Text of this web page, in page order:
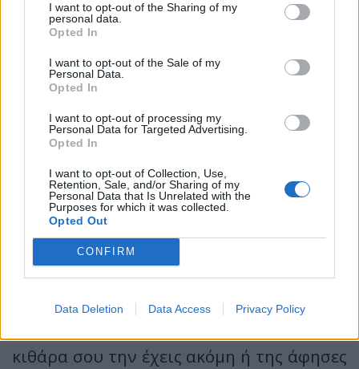
I want to opt-out of the Sharing of my
personal data.
Opted In
I want to opt-out of the Sale of my
Personal Data.
Opted In
I want to opt-out of processing my
Personal Data for Targeted Advertising.
Opted In
I want to opt-out of Collection, Use,
Retention, Sale, and/or Sharing of my
Personal Data that Is Unrelated with the
Purposes for which it was collected.
Opted Out
CONFIRM
Data Deletion Data Access Privacy Policy
ίδιο απόγευμα. Εκείνος έπεσε με τη
δουλειά και ξεχάστηκε. Δεν την πρόλαβε
ποτέ. Μετά ποιος ξέρει, αλστχάιμερ,
αρτηριοσκλήρωση, του κατσουλάρησε η
βίδα του γέρου. Τώρα στέκεται εκεί και
την περιμένει... Άντε έλα πάμε..»
Σαν από λήθαργο ο Χρήστος επανήλθε
από το κινητό που χτύπησε. Ήταν ο
Θάνος. «Έλα ρε μαλάκα, δεν είσαι ακόμη
γραφείο; Έτσι είναι αγόρι μου οι
κιθάρα σου την έχεις ακόμη ή της άφησες